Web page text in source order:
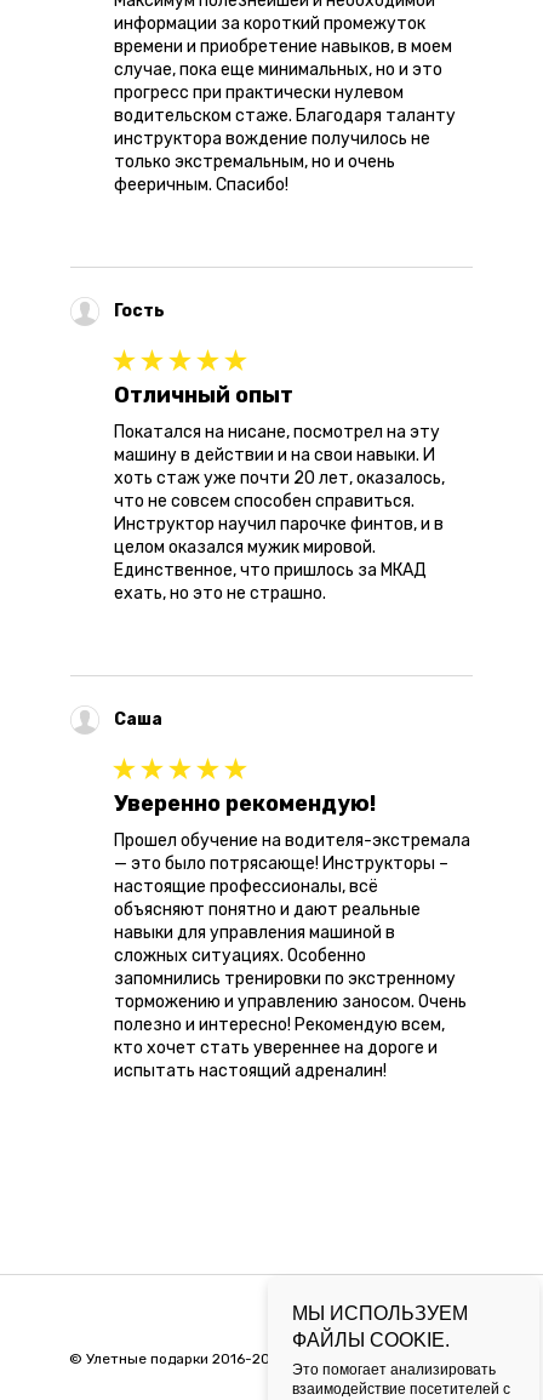
информации за короткий промежуток
времени и приобретение навыков, в моем
случае, пока еще минимальных, но и это
прогресс при практически нулевом
водительском стаже. Благодаря таланту
инструктора вождение получилось не
только экстремальным, но и очень
фееричным. Спасибо!
Гость
Отличный опыт
Покатался на нисане, посмотрел на эту
машину в действии и на свои навыки. И
хоть стаж уже почти 20 лет, оказалось,
что не совсем способен справиться.
Инструктор научил парочке финтов, и в
целом оказался мужик мировой.
Единственное, что пришлось за МКАД
ехать, но это не страшно.
Саша
Уверенно рекомендую!
Прошел обучение на водителя-экстремала
— это было потрясающе! Инструкторы –
настоящие профессионалы, всё
объясняют понятно и дают реальные
навыки для управления машиной в
сложных ситуациях. Особенно
запомнились тренировки по экстренному
торможению и управлению заносом. Очень
полезно и интересно! Рекомендую всем,
кто хочет стать увереннее на дороге и
испытать настоящий адреналин!
© Улетные подарки 2016-2026
МЫ ИСПОЛЬЗУЕМ
ФАЙЛЫ COOKIE.
Это помогает анализировать
взаимодействие посетителей с